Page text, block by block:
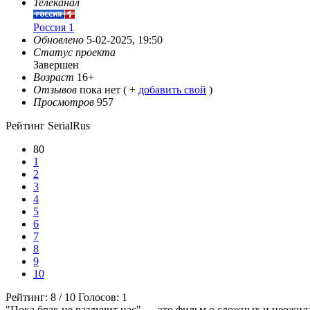
Телеканал
Россия 1
Обновлено 5-02-2025, 19:50
Статус проекта
Завершен
Возраст 16+
Отзывов пока нет ( + добавить свой )
Просмотров 957
Рейтинг SerialRus
80
1
2
3
4
5
6
7
8
9
10
Рейтинг: 8 / 10 Голосов: 1